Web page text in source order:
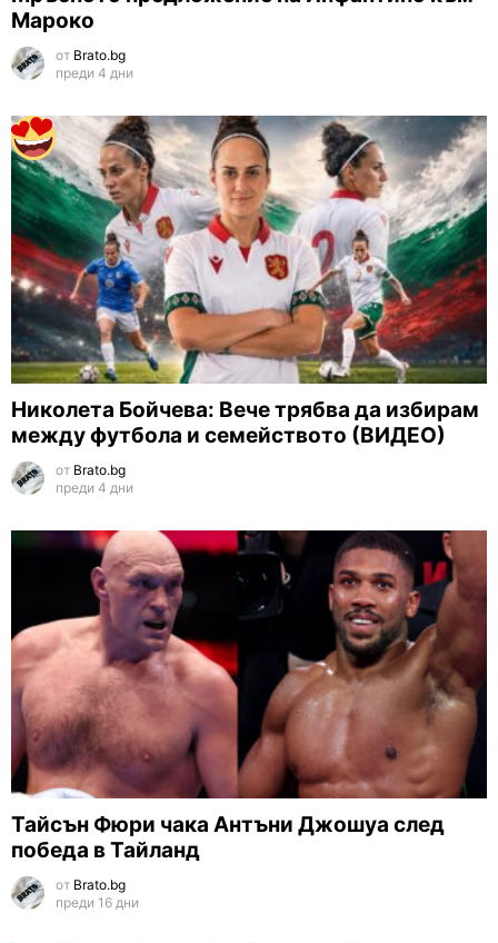
Мароко
от Brato.bg
преди 4 дни
Николета Бойчева: Вече трябва да избирам
между футбола и семейството (ВИДЕО)
от Brato.bg
преди 4 дни
Тайсън Фюри чака Антъни Джошуа след
победа в Тайланд
от Brato.bg
преди 16 дни